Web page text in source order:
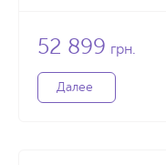
52 899 грн.
Далее